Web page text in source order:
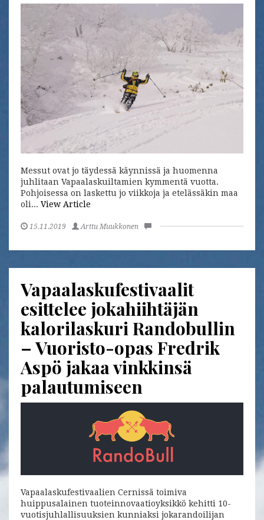
Messut ovat jo täydessä käynnissä ja huomenna
juhlitaan Vapaalaskuiltamien kymmentä vuotta.
Pohjoisessa on laskettu jo viikkoja ja etelässäkin maa
oli... View Article
15.11.2019 Arttu Muukkonen
Vapaalaskufestivaalit
esittelee jokahiihtäjän
kalorilaskuri Randobullin
– Vuoristo-opas Fredrik
Aspö jakaa vinkkinsä
palautumiseen
Vapaalaskufestivaalien Cernissä toimiva
huippusalainen tuoteinnovaatioyksikkö kehitti 10-
vuotisjuhlallisuuksien kunniaksi jokarandoilijan